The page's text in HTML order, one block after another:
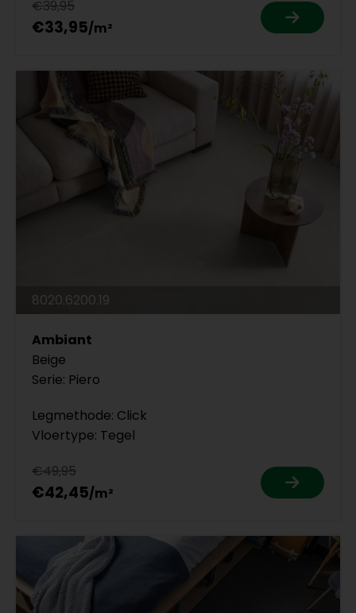
€39,95
€33,95
8020.6200.19
Ambiant
Beige
Serie: Piero
Legmethode: Click
Vloertype: Tegel
€49,95
€42,45